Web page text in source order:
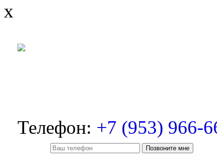
x
Телефон: +7 (953) 966-
Позвоните мне